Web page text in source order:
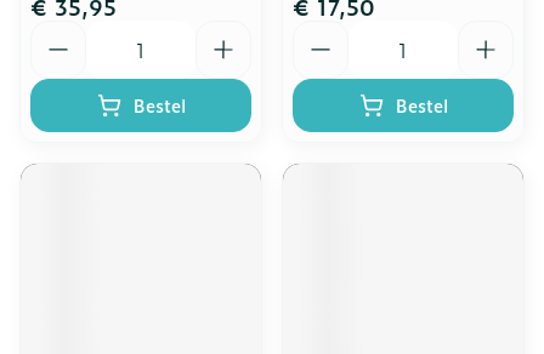
€ 35,95
Bestel
€ 17,50
Bestel